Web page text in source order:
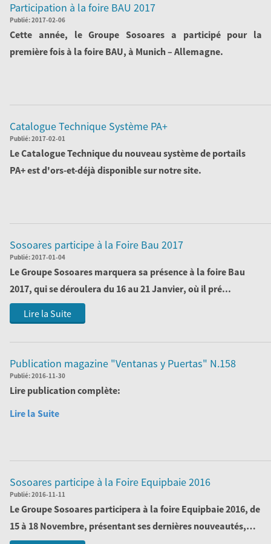
Participation à la foire BAU 2017
Publié:2017-02-06
Cette année, le Groupe Sosoares a participé pour la
première fois à la foire BAU, à Munich – Allemagne.
Catalogue Technique Système PA+
Publié:2017-02-01
Le Catalogue Technique du nouveau système de portails
PA+ est d'ors-et-déjà disponible sur notre site.
Sosoares participe à la Foire Bau 2017
Publié:2017-01-04
Le Groupe Sosoares marquera sa présence à la foire Bau
2017, qui se déroulera du 16 au 21 Janvier, où il pré...
Lire la Suite
Publication magazine "Ventanas y Puertas" N.158
Publié:2016-11-30
Lire publication complète:
Lire la Suite
Sosoares participe à la Foire Equipbaie 2016
Publié:2016-11-11
Le Groupe Sosoares participera à la foire Equipbaie 2016, de
15 à 18 Novembre, présentant ses dernières nouveautés,